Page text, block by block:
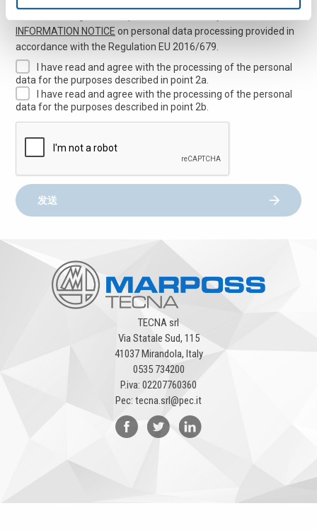
INFORMATION NOTICE on personal data processing provided in
accordance with the Regulation EU 2016/679.
I have read and agree with the processing of the personal
data for the purposes described in point 2a.
I have read and agree with the processing of the personal
data for the purposes described in point 2b.
发送
TECNA srl
Via Statale Sud, 115
41037 Mirandola, Italy
0535 734200
P.iva: 02207760360
Pec: tecna.srl@pec.it